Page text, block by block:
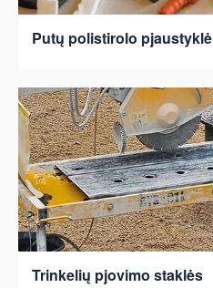
Putų polistirolo pjaustyklė
Trinkelių pjovimo staklės